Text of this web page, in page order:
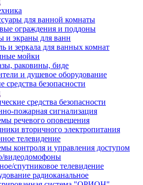
для ванной комнаты
ограждения и поддоны
и экраны для ванн
и зеркала для ванных комнат
мойки
раковины, биде
и душевое оборудование
средства безопасности
средства безопасности
пожарная сигнализация
речевого оповещения
вторичного электропитания
телевидение
контроля и управления доступом
видеодомофоны
спутниковое телевидение
радиоканальное